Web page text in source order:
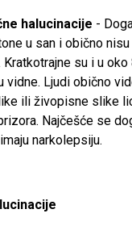
halucinacije -
u san i obično
Kratkotrajne su i u
vidne. Ljudi obično
ili živopisne slike
Najčešće se
narkolepsiju.